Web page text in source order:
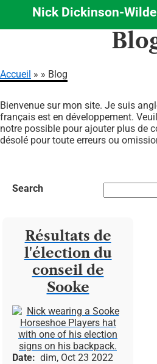
Aller
principal
Nick Dickinson-Wilde
d'Ariane
Accueil Blog
Bienvenue sur mon site. Je suis
français est en développement.
notre possible pour ajouter plus de
désolé pour toute erreurs ou
Search
Résultats de
l'élection du
conseil de
Sooke
Image
Date
dim, Oct 23 2022